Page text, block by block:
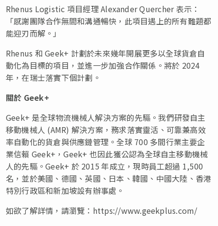
Rhenus Logistic 項目經理 Alexander Quercher 表示：
「感謝團隊合作無間和溝通暢快，此項目遇上的所有難題都
能迎刃而解。」
Rhenus 和 Geek+ 計劃於未來幾年開展更多以全球貨倉自
動化為目標的項目，並進一步加強合作關係。將於 2024
年，在瑞士落實下個計劃。
關於 Geek+
Geek+ 是全球物流機械人解決方案的先驅。我們研發自主
移動機械人 (AMR) 解決方案，務求落實靈活、可靠兼高效
率自動化的貨倉與供應鏈管理。全球 700 多間行業主要企
業信賴 Geek+，Geek+ 也因此獲公認為全球自主移動機械
人的先驅。Geek+ 於 2015 年成立，現時員工超過 1,500
名，並於美國、德國、英國、日本、韓國、中國大陸、香港
特別行政區和新加坡設有辦事處。
如欲了解詳情，請瀏覽：https://www.geekplus.com/